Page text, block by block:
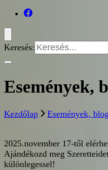
Keresés:
Események,
Kezdőlap Események, blog
2025.november 17-től
Ajándékozd meg
különlegessel!